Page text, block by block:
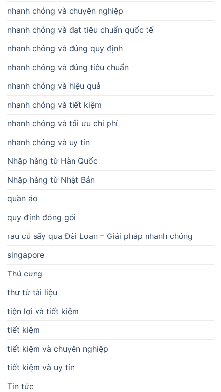
nhanh chóng và chuyên nghiệp
nhanh chóng và đạt tiêu chuẩn quốc tế
nhanh chóng và đúng quy định
nhanh chóng và đúng tiêu chuẩn
nhanh chóng và hiệu quả
nhanh chóng và tiết kiệm
nhanh chóng và tối ưu chi phí
nhanh chóng và uy tín
Nhập hàng từ Hàn Quốc
Nhập hàng từ Nhật Bản
quần áo
quy định đóng gói
rau củ sấy qua Đài Loan – Giải pháp nhanh chóng
singapore
Thú cưng
thư từ tài liệu
tiện lợi và tiết kiệm
tiết kiệm
tiết kiệm và chuyên nghiệp
tiết kiệm và uy tín
Tin tức